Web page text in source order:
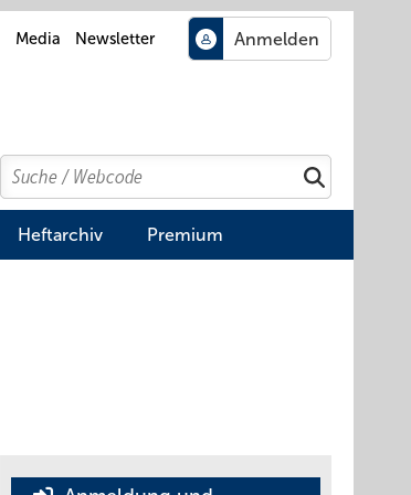
Media Newsletter
Search
Suchen
Heftarchiv Premium